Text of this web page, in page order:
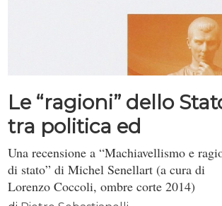
Le “ragioni” dello
tra politica ed
economia
Una recensione a “Machiavellismo e
di stato” di Michel Senellart (a cura di
Lorenzo Coccoli, ombre corte 2014)